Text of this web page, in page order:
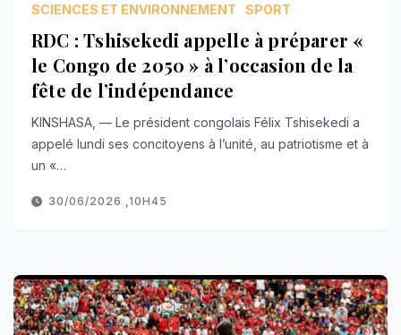
SCIENCES ET ENVIRONNEMENT
SPORT
RDC : Tshisekedi appelle à préparer «
le Congo de 2050 » à l’occasion de la
fête de l’indépendance
KINSHASA, — Le président congolais Félix Tshisekedi a
appelé lundi ses concitoyens à l’unité, au patriotisme et à
un «…
30/06/2026 ,10H45